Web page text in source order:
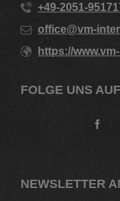
+49-2051-
office@vm-
https://
FOLGE UNS AUF
NEWSLETTER